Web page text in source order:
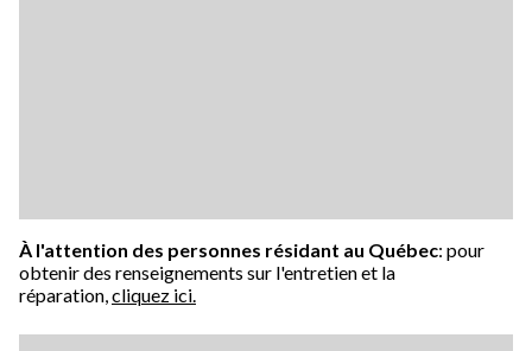
À l'attention des personnes résidant au Québec: pour
obtenir des renseignements sur l'entretien et la
réparation,cliquez ici.